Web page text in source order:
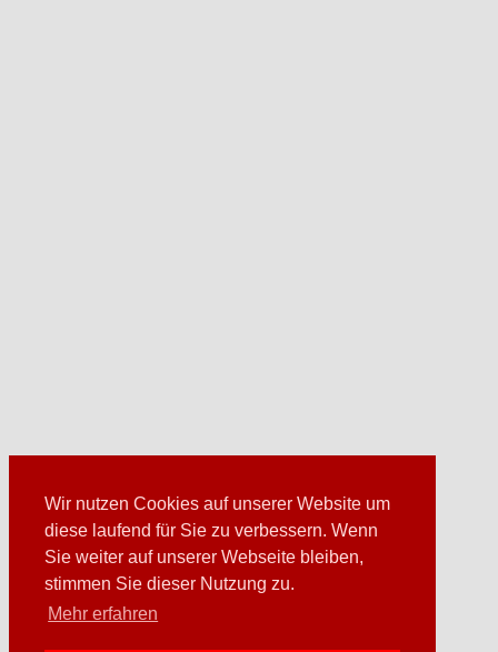
Wir nutzen Cookies auf unserer Website um
diese laufend für Sie zu verbessern. Wenn
Sie weiter auf unserer Webseite bleiben,
stimmen Sie dieser Nutzung zu.
Mehr erfahren